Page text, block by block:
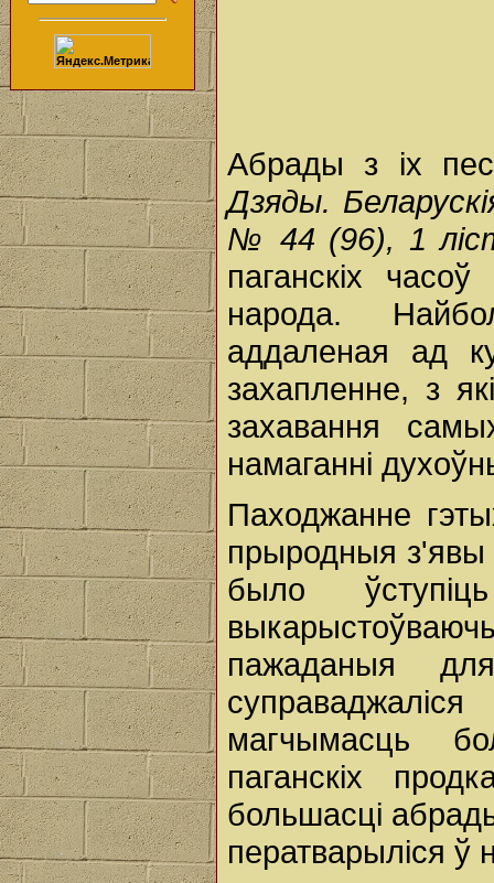
Абрады з іх
Дзяды.
№ 44 (96), 1
паганскіх
народа.
аддаленая ад
захапленне, з
захавання
намаганні
Паходжанне
прыродныя
было
пажаданыя
магчымасць
паганскіх
большасці абрады
ператварыліся ў